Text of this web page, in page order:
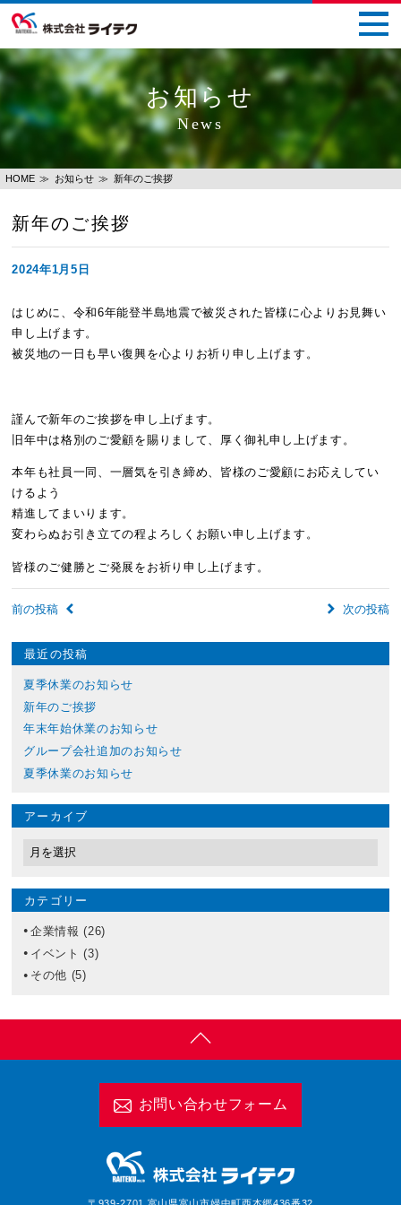
お知らせ
News
HOME お知らせ 新年のご挨拶
新年のご挨拶
2024年1月5日
はじめに、令和6年能登半島地震で被災された皆様に心よりお見舞い
申し上げます。
被災地の一日も早い復興を心よりお祈り申し上げます。
謹んで新年のご挨拶を申し上げます。
旧年中は格別のご愛顧を賜りまして、厚く御礼申し上げます。
本年も社員一同、一層気を引き締め、皆様のご愛顧にお応えしてい
けるよう
精進してまいります。
変わらぬお引き立ての程よろしくお願い申し上げます。
皆様のご健勝とご発展をお祈り申し上げます。
前の投稿   次の投稿
最近の投稿
夏季休業のお知らせ
新年のご挨拶
年末年始休業のお知らせ
グループ会社追加のお知らせ
夏季休業のお知らせ
アーカイブ
カテゴリー
企業情報 (26)
イベント (3)
その他 (5)
お問い合わせフォーム